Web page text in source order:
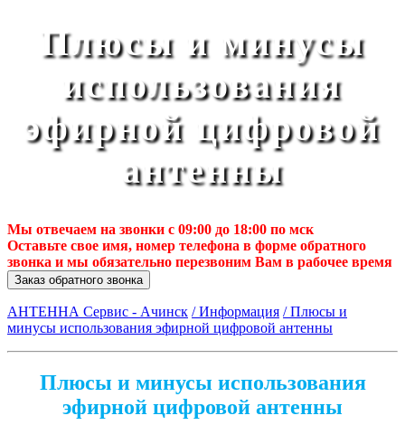
Плюсы и минусы
использования
эфирной цифровой
антенны
Мы отвечаем на звонки с 09:00 до 18:00 по мск
Оставьте свое имя, номер телефона в форме обратного
звонка и мы обязательно перезвоним Вам в рабочее время
Заказ обратного звонка
АНТЕННА Сервис - Ачинск / Информация / Плюсы и
минусы использования эфирной цифровой антенны
Плюсы и минусы использования
эфирной цифровой антенны